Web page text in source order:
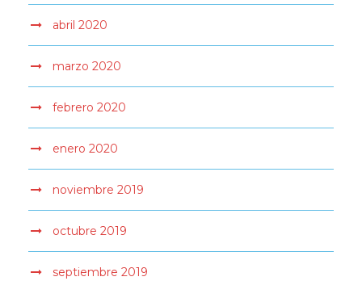
abril 2020
marzo 2020
febrero 2020
enero 2020
noviembre 2019
octubre 2019
septiembre 2019